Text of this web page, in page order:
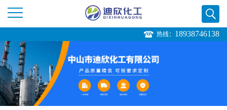
司
首
热线： 18938746138